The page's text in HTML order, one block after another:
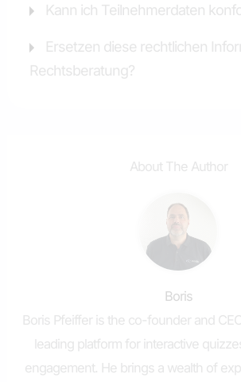
Kann ich Teilnehmerdaten
Ersetzen diese rechtlichen
Rechtsberatung?
About The Author
Boris
Boris Pfeiffer is the co-founder and
leading platform for interactive
engagement. He brings a wealth of